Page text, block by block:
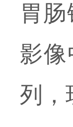
胃
影
列，